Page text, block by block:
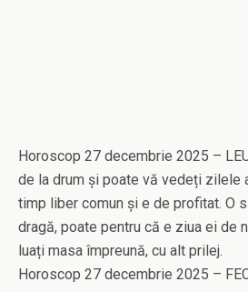
Horoscop 27 decembrie 2025 –
de la drum și poate vă vedeți zilele
timp liber comun și e de profitat. O
dragă, poate pentru că e ziua ei de
luați masa împreună, cu alt prilej.
Horoscop 27 decembrie 2025 –